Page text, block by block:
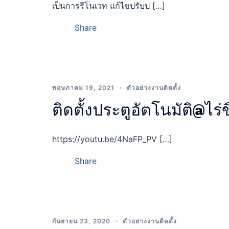
เป็นการรีโนเวท แก้ไขปรับป […]
Share
พฤษภาคม 19, 2021 ตัวอย่างงานติดตั้ง
ติดตั้งประตูอัตโนมัติ@ไร่
https://youtu.be/4NaFP_PV […]
Share
กันยายน 23, 2020 ตัวอย่างงานติดตั้ง